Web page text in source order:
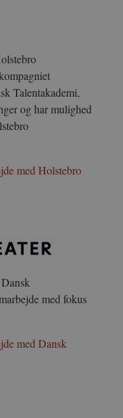
Talentakademi,
og har mulighed
med Holstebro
Dansk
med fokus
med Dansk